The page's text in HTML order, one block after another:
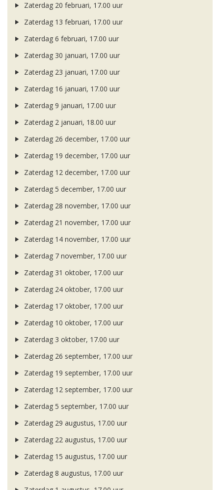
Zaterdag 20 februari, 17.00 uur
Zaterdag 13 februari, 17.00 uur
Zaterdag 6 februari, 17.00 uur
Zaterdag 30 januari, 17.00 uur
Zaterdag 23 januari, 17.00 uur
Zaterdag 16 januari, 17.00 uur
Zaterdag 9 januari, 17.00 uur
Zaterdag 2 januari, 18.00 uur
Zaterdag 26 december, 17.00 uur
Zaterdag 19 december, 17.00 uur
Zaterdag 12 december, 17.00 uur
Zaterdag 5 december, 17.00 uur
Zaterdag 28 november, 17.00 uur
Zaterdag 21 november, 17.00 uur
Zaterdag 14 november, 17.00 uur
Zaterdag 7 november, 17.00 uur
Zaterdag 31 oktober, 17.00 uur
Zaterdag 24 oktober, 17.00 uur
Zaterdag 17 oktober, 17.00 uur
Zaterdag 10 oktober, 17.00 uur
Zaterdag 3 oktober, 17.00 uur
Zaterdag 26 september, 17.00 uur
Zaterdag 19 september, 17.00 uur
Zaterdag 12 september, 17.00 uur
Zaterdag 5 september, 17.00 uur
Zaterdag 29 augustus, 17.00 uur
Zaterdag 22 augustus, 17.00 uur
Zaterdag 15 augustus, 17.00 uur
Zaterdag 8 augustus, 17.00 uur